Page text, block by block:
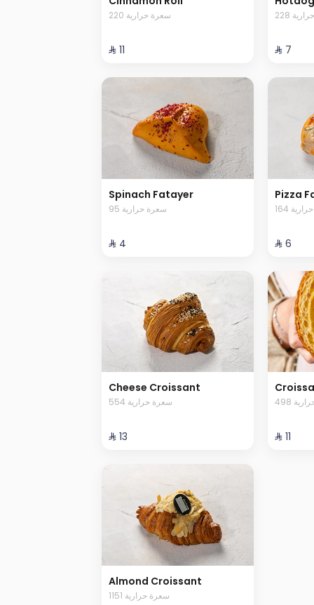
220 سعرة حرارية
⁨⁦‪‬ 11⁩
حرارية
⁨⁦‪‬ 7⁩
Spinach Fatayer
95 سعرة حرارية
⁨⁦‪‬ 4⁩
Pizza
حرارية
⁨⁦‪‬ 6⁩
Cheese Croissant
554 سعرة حرارية
⁨⁦‪‬ 13⁩ ⁨⁦‪‬ 11⁩
Almond Croissant
1151 سعرة حرارية